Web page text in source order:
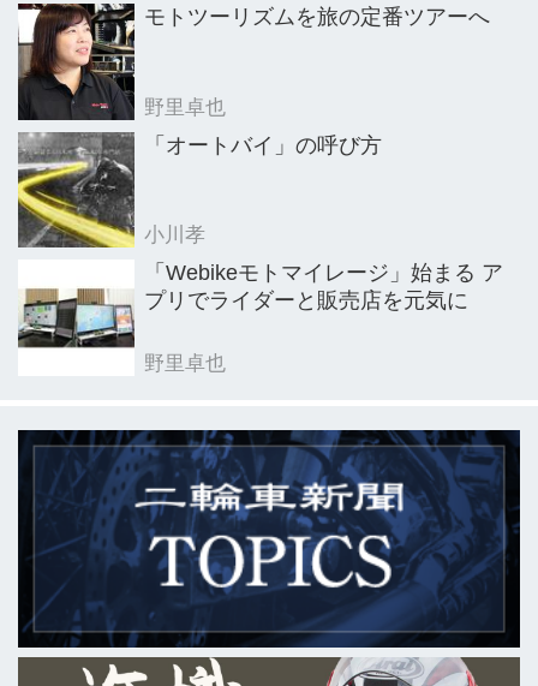
モトツーリズムを旅の定番ツアーへ
野里卓也
「オートバイ」の呼び方
小川孝
「Webikeモトマイレージ」始まる ア
プリでライダーと販売店を元気に
野里卓也